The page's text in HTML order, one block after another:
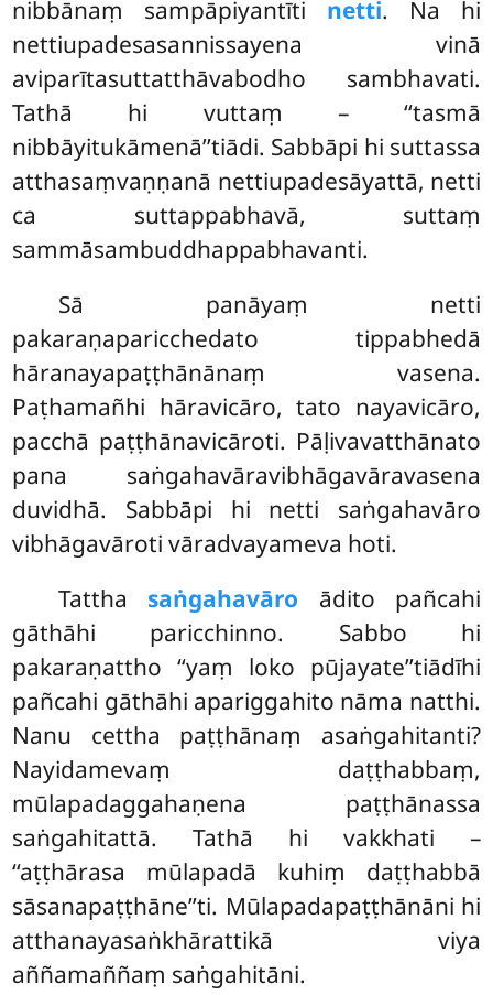
nibbānaṃ sampāpiyantīti netti. Na hi
nettiupadesasannissayena vinā
aviparītasuttatthāvabodho sambhavati.
Tathā hi vuttaṃ – ‘‘tasmā
nibbāyitukāmenā’’tiādi. Sabbāpi hi suttassa
atthasaṃvaṇṇanā nettiupadesāyattā, netti
ca suttappabhavā, suttaṃ
sammāsambuddhappabhavanti.
Sā panāyaṃ netti
pakaraṇaparicchedato tippabhedā
hāranayapaṭṭhānānaṃ vasena.
Paṭhamañhi hāravicāro, tato nayavicāro,
pacchā paṭṭhānavicāroti. Pāḷivavatthānato
pana saṅgahavāravibhāgavāravasena
duvidhā. Sabbāpi hi netti saṅgahavāro
vibhāgavāroti vāradvayameva hoti.
Tattha saṅgahavāro ādito pañcahi
gāthāhi paricchinno. Sabbo hi
pakaraṇattho ‘‘yaṃ loko pūjayate’’tiādīhi
pañcahi gāthāhi apariggahito nāma natthi.
Nanu cettha paṭṭhānaṃ asaṅgahitanti?
Nayidamevaṃ daṭṭhabbaṃ,
mūlapadaggahaṇena paṭṭhānassa
saṅgahitattā. Tathā hi vakkhati –
‘‘aṭṭhārasa mūlapadā kuhiṃ daṭṭhabbā
sāsanapaṭṭhāne’’ti. Mūlapadapaṭṭhānāni hi
atthanayasaṅkhārattikā viya
aññamaññaṃ saṅgahitāni.